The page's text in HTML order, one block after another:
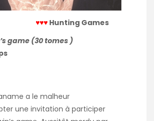
♥♥♥Hunting Games
game (30 tomes )
a le malheur
une invitation à participer